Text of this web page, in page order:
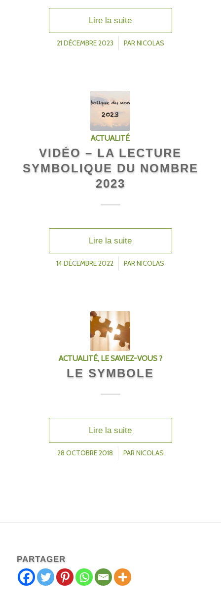
Lire la suite
21 DÉCEMBRE 2023
/ PAR NICOLAS
ACTUALITÉ
VIDÉO – LA LECTURE
SYMBOLIQUE DU NOMBRE
2023
Lire la suite
14 DÉCEMBRE 2022
/ PARNICOLAS
ACTUALITÉ, LE SAVIEZ-VOUS ?
LE SYMBOLE
Lire la suite
28 OCTOBRE 2018
/ PAR NICOLAS
PARTAGER